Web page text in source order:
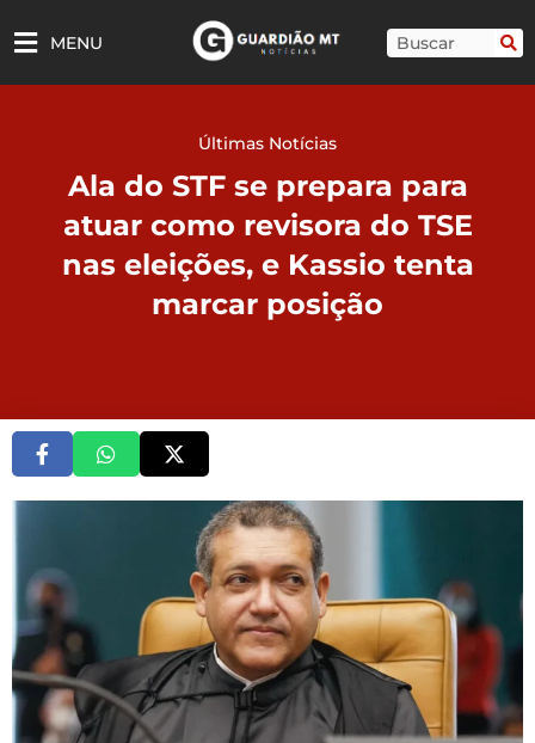
para
MENU Pesquisar
Últimas Notícias
Ala do STF se prepara para
atuar como revisora do TSE
nas eleições, e Kassio tenta
marcar posição